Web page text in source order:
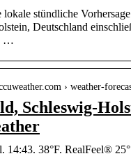
lokale stündliche
Deutschland
…
› weather-
Schleswig-
14:43. 38°F. RealFeel®